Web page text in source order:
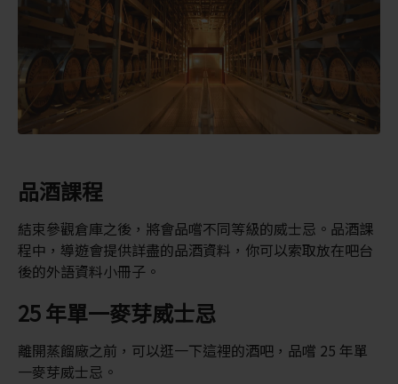
品酒課程
結束參觀倉庫之後，將會品嚐不同等級的威士忌。品酒課
程中，導遊會提供詳盡的品酒資料，你可以索取放在吧台
後的外語資料小冊子。
25 年單一麥芽威士忌
離開蒸餾廠之前，可以逛一下這裡的酒吧，品嚐 25 年單
一麥芽威士忌。